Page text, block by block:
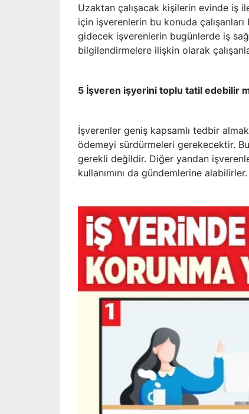
Uzaktan çalışacak kişilerin evinde iş
için işverenlerin bu konuda
gidecek işverenlerin bugünlerde iş
bilgilendirmelere ilişkin olarak
5 İşveren işyerini toplu tatil edebilir
İşverenler geniş kapsamlı tedbir
ödemeyi sürdürmeleri gerekecektir.
gerekli değildir. Diğer yandan
kullanımını da gündemlerine alabilirler.